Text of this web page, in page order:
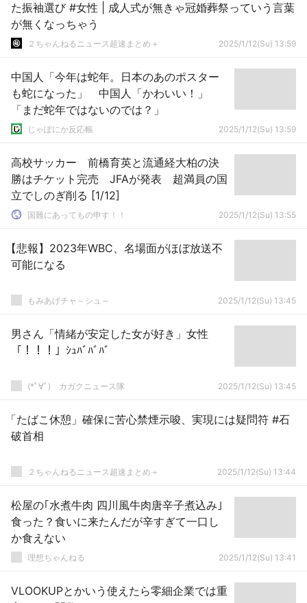
た振袖選び #女性 | 成人式が無きゃ冠婚葬祭っていう言葉
が無くなっちゃう
２ちゃんねるニュース超速まとめ＋ 2025/1/12(Su) 13:59
中国人「今年は蛇年。日本のあのポスター
も蛇になった」 中国人「かわいい！」
「まだ蛇年ではないのでは？」
じゃぽにか反応帳 2025/1/12(Su) 13:59
高校サッカー 前橋育英と流通経大柏の決
勝はチケット完売 JFAが発表 超満員の国
立でしのぎ削る [1/12]
国難にあってもの申す！！ 2025/1/12(Su) 13:55
【悲報】2023年WBC、名場面がほぼ放送不
可能になる
もみあげチャ～シュ～ 2025/1/12(Su) 13:45
男さん「情緒が安定した女が好き」女性
「！！！」ｼｭﾊﾞﾊﾞﾊﾞ
(*ﾟ∀ﾟ)ゞカガクニュース隊 2025/1/12(Su) 13:45
「たばこ休憩」確保に苦心禁煙示唆、実現には疑問符 #石
破首相
２ちゃんねるニュース超速まとめ＋ 2025/1/12(Su) 13:44
松屋の｢水煮牛肉 四川風牛肉唐辛子煮込み｣
食った？食いに来たんだが辛すぎて一口し
か食えない
理想ちゃんねる 2025/1/12(Su) 13:41
VLOOKUPとかいう使えたら零細企業では重